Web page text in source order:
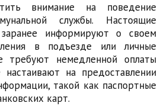
внимание на поведение
службы. Настоящие
информируют о своем
в подъезде или личные
требуют немедленной оплаты
на предоставлении
такой как паспортные
карт.